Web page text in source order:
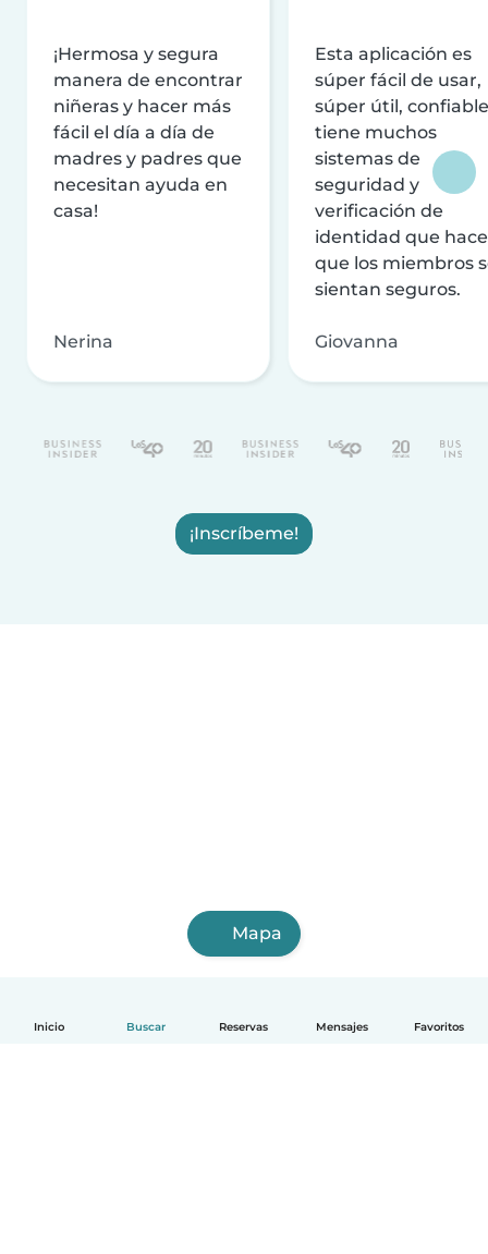
Inicio Buscar Reservas Mensajes Favoritos
¡Hermosa y segura
manera de encontrar
niñeras y hacer más
fácil el día a día de
madres y padres que
necesitan ayuda en
casa!
Nerina
Esta aplicación es
súper fácil de usar,
súper útil,
tiene muchos
sistemas de
seguridad y
verificación de
identidad que
que los miembros
sientan seguros.
Giovanna
¡Inscríbeme!
Mapa